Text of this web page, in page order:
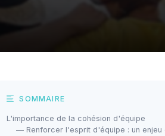
SOMMAIRE
L'importance de la cohésion d'équipe
— Renforcer l'esprit d'équipe : un enjeu